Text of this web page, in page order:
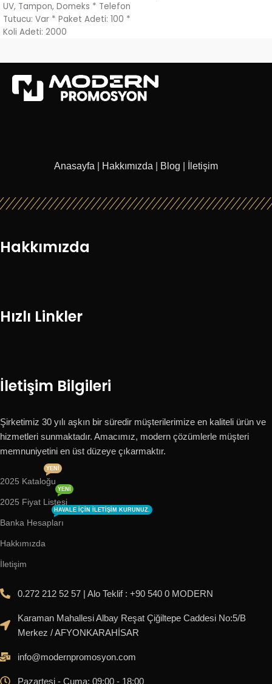
UV, Tampon, Domeks * Telefon
Tutucu: Var * Paket Adeti: 100 *
Koli Adeti: 2000
Anasayfa Hakkımızda Blog İletişim
Hakkımızda
Hızlı Linkler
İletişim Bilgileri
Şirketimiz 30 yılı aşkın bir süredir müşterilerimize en kaliteli ürün ve
hizmetleri sunmaktadır. Amacımız, modern çözümlerle müşteri
memnuniyetini en üst düzeye çıkarmaktır.
2025 Kataloğu
YENI
2025 Fiyat Listesi
YENI
Banka Hesapları
HAVALE IÇIN ILETIŞIM KURUNUZ.
Hakkımızda
İletişim
0.272 212 52 57 | Alo Teklif : +90 540 0 MODERN
Karaman Mahallesi Albay Reşat Çiğiltepe Caddesi No:5/B
Merkez / AFYONKARAHİSAR
info@modernpromosyon.com
Pazartesi - Cuma: 09:00 - 18:00